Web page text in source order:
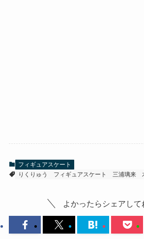
フィギュアスケート
りくりゅう
フィギュアスケート 三浦璃来
よかったらシェアして